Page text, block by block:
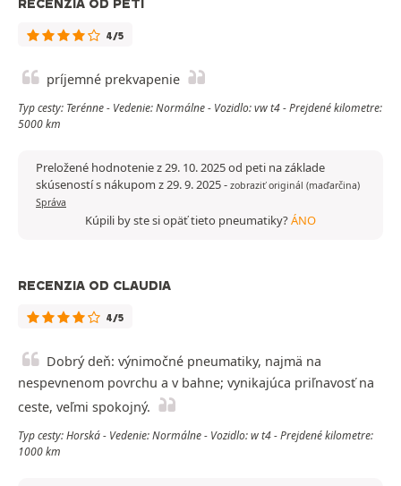
RECENZIA OD PETI
4/5
príjemné prekvapenie
Typ cesty: Terénne - Vedenie: Normálne - Vozidlo: vw t4 - Prejdené kilometre:
5000 km
Preložené hodnotenie z 29. 10. 2025 od peti na základe
skúseností s nákupom z 29. 9. 2025- zobraziť originál (maďarčina)
Správa
Kúpili by ste si opäť tieto pneumatiky?ÁNO
RECENZIA OD CLAUDIA
4/5
Dobrý deň: výnimočné pneumatiky, najmä na
nespevnenom povrchu a v bahne; vynikajúca priľnavosť na
ceste, veľmi spokojný.
Typ cesty: Horská - Vedenie: Normálne - Vozidlo: w t4 - Prejdené kilometre:
1000 km